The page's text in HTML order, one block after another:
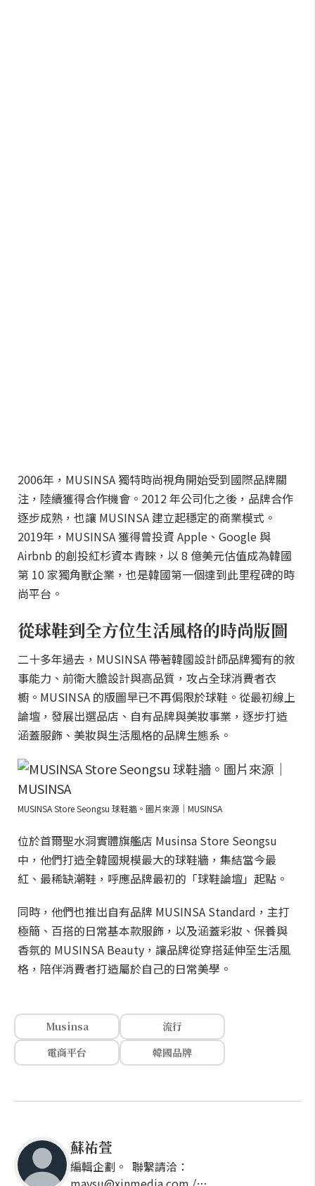
2006年，MUSINSA 獨特時尚視角開始受到國際品牌關
注，陸續獲得合作機會。2012 年公司化之後，品牌合作
逐步成熟，也讓 MUSINSA 建立起穩定的商業模式。
2019年，MUSINSA 獲得曾投資 Apple、Google 與
Airbnb 的創投紅杉資本青睞，以 8 億美元估值成為韓國
第 10 家獨角獸企業，也是韓國第一個達到此里程碑的時
尚平台。
從球鞋到全方位生活風格的時尚版圖
二十多年過去，MUSINSA 帶著韓國設計師品牌獨有的敘
事能力、前衛大膽設計與高品質，攻占全球消費者衣
櫥。MUSINSA 的版圖早已不再侷限於球鞋。從最初線上
論壇，發展出選品店、自有品牌與美妝事業，逐步打造
涵蓋服飾、美妝與生活風格的品牌生態系。
MUSINSA Store Seongsu 球鞋牆。圖片來源｜MUSINSA
位於首爾聖水洞實體旗艦店 Musinsa Store Seongsu
中，他們打造全韓國規模最大的球鞋牆，集結當今最
紅、最稀缺潮鞋，呼應品牌最初的「球鞋論壇」起點。
同時，他們也推出自有品牌 MUSINSA Standard，主打
極簡、百搭的日常基本款服飾，以及涵蓋彩妝、保養與
香氛的 MUSINSA Beauty，讓品牌從穿搭延伸至生活風
格，陪伴消費者打造屬於自己的日常美學。
Musinsa
流行
電商平台
韓國品牌
蘇祐萱
編輯企劃。 聯繫請洽：